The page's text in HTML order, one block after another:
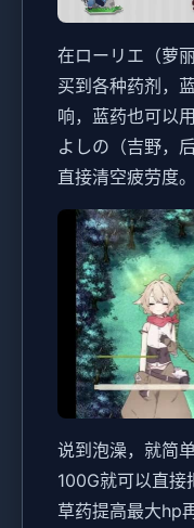
在ローリエ（萝
买到各种药剂，
响，蓝药也可以
よしの（吉野，
直接清空疲劳度。
说到泡澡，就简
100G就可以直
草药提高最大hp